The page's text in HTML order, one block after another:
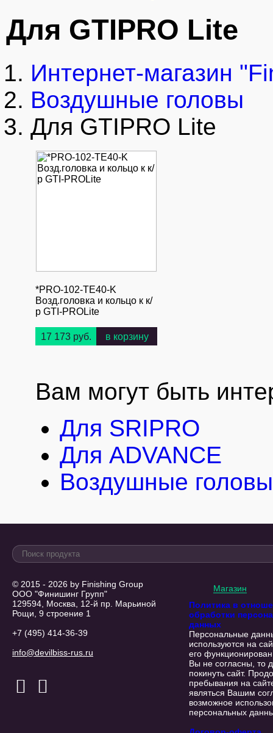
Для GTIPRO Lite
Интернет-магазин
Воздушные головы
Для GTIPRO Lite
*PRO-102-TE40-K
Возд.головка и кольцо к к/
р GTI-PROLite
17 173 руб. в корзину
Вам могут быть
Для SRIPRO
Для ADVANCE
Воздушные головы
© 2015 - 2026 by Finishing Group
ООО "Финишинг Групп"
129594, Москва, 12-й пр. Марьиной
Рощи, 9 строение 1
+7 (495) 414-36-39
info@devilbiss-rus.ru
Магазин
Политика в
обработки
данных
Персональные
используются на
его
Вы не согласны, то
покинуть сайт.
пребывания на
являться Вашим
возможное
персональных